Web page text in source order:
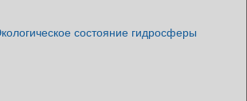
состояние гидросферы